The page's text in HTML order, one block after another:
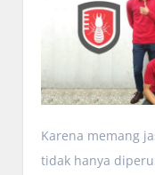
Karena memang
tidak hanya